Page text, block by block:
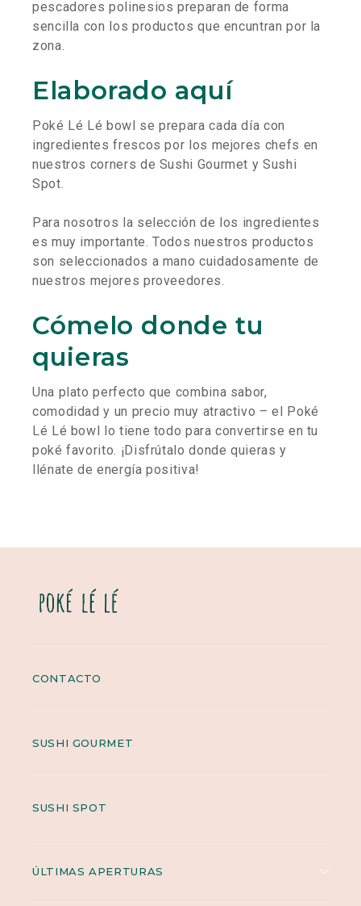
pescadores polinesios preparan de forma
sencilla con los productos que encuntran por la
zona.
Elaborado aquí
Poké Lé Lé bowl se prepara cada día con
ingredientes frescos por los mejores chefs en
nuestros corners de Sushi Gourmet y Sushi
Spot.
Para nosotros la selección de los ingredientes
es muy importante. Todos nuestros productos
son seleccionados a mano cuidadosamente de
nuestros mejores proveedores.
Cómelo donde tu
quieras
Una plato perfecto que combina sabor,
comodidad y un precio muy atractivo – el Poké
Lé Lé bowl lo tiene todo para convertirse en tu
poké favorito. ¡Disfrútalo donde quieras y
llénate de energía positiva!
CONTACTO
SUSHI GOURMET
SUSHI SPOT
ÚLTIMAS APERTURAS